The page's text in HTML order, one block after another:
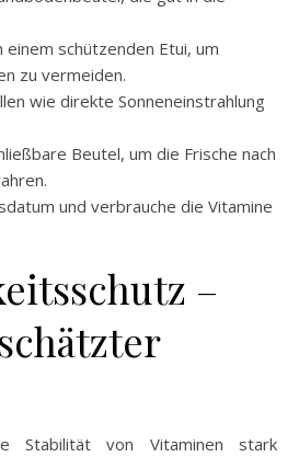
schützenden Etui, um
zu vermeiden.
wie direkte Sonneneinstrahlung
Beutel, um die Frische nach
und verbrauche die Vitamine
–
Stabilität von Vitaminen stark